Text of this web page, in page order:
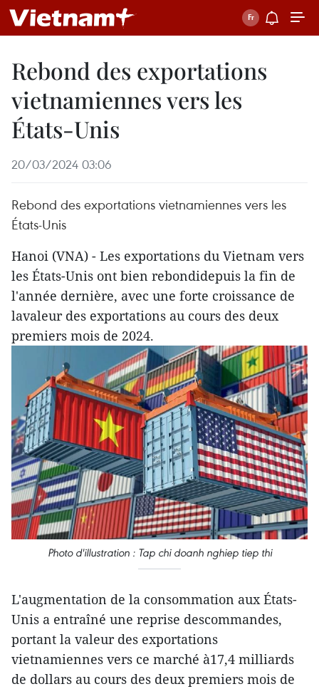
Rebond des exportations
vietnamiennes vers les
États-Unis
20/03/2024 03:06
Rebond des exportations vietnamiennes vers les
États-Unis
Hanoi (VNA) - Les exportations du Vietnam vers
les États-Unis ont bien rebondidepuis la fin de
l'année dernière, avec une forte croissance de
lavaleur des exportations au cours des deux
premiers mois de 2024.
Photo d'illustration : Tap chi doanh nghiep tiep thi
L'augmentation de la consommation aux États-
Unis a entraîné une reprise descommandes,
portant la valeur des exportations
vietnamiennes vers ce marché à17,4 milliards
de dollars au cours des deux premiers mois de